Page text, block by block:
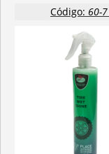
Código: 60-